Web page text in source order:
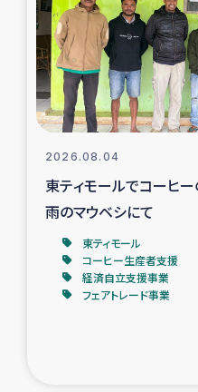
カカオ
シリア国内避難
トルコにおけ
インドネシア中部 スラ
スリランカ
2026.08.04
東ティモールでコーヒ
雨のマウベシにて
東ティモール
コーヒー生産者支援
経済自立支援事業
フェアトレード事業